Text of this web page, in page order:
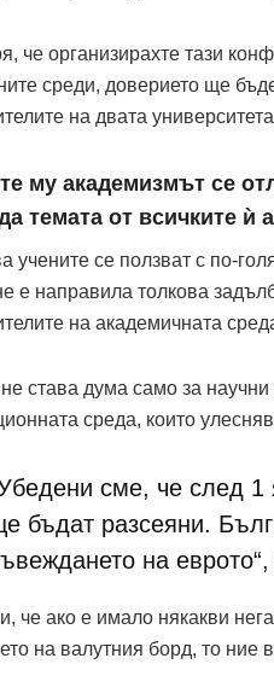
че организирахте тази
среди, доверието ще
на двата
му академизмът се
темата от всичките ѝ
учените се ползват с по-
е направила толкова
на академичната
става дума само за
среда, които
сме, че след 1
бъдат разсеяни.
на
че ако е имало някакви
на валутния борд, то ние